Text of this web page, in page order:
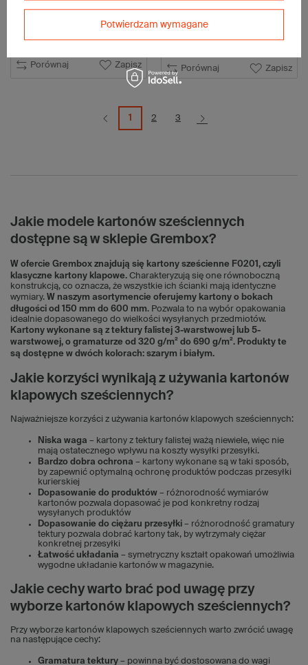
Porównaj Zapisz
Wybierz ilość
(7,55 zł / szt.)
Kup więcej
Porównaj Zapisz
Wybierz ilość
1 2 3
Jakie modele kartonów sześciennych
dostępne są w sklepie Grembox?
W ofercie Grembox znajdują się kartony sześcienne F0201, czyli
klasyczne kartony klapowe. Charakteryzują się one równoboczną
konstrukcją, co oznacza, że wszystkie ich ścianki mają identyczne
wymiary. W naszym asortymencie oferujemy kartony o bokach
długości od 150 mm do 600 mm. Pozwala to na wybór opakowania
idealnie dopasowanego do wielkości wysyłanych przedmiotów.
Kartony wykonane są z tektury falistej 3-warstwowej lub 5-
warstwowej, o gramaturze od 320 g/m² do 690 g/m². Produkty te
są dostępne w dwóch kolorach: szarym i białym.
Jakie korzyści wynikają z używania kartonów
klapowych sześciennych?
Najważniejsze korzyści z używania kartonów klapowych sześciennych:
Niska waga – kartony z tektury falistej ważą niewiele, więc nie
mają ostatecznego wpływu na koszty wysyłki przesyłki.
Bardzo dobra ochrona – kartony wykonane są w taki sposób,
by zapewnić optymalną ochronę produktów podczas przesyłki
kurierskiej
Dopasowanie do produktów – różnorodność wymiarów
kartonów pozwala dopasować je pod konkretny rodzaj
wysyłanych produktów
Dopasowanie do ciężaru przesyłki – różnorodność gramatury
tektury pozwala dobrać kartony tak, by wytrzymały ciężar
konkretnej przesyłki
Łatwość układania – symetryczny kształt opakowań umożliwia
wygodne układanie kartonów w magazynie.
Jakie cechy warto brać pod uwagę przy
wyborze kartonów klapowych sześciennych?
Przy wyborze kartonów klapowych sześciennych warto zwrócić uwagę
na następujące cechy:
Gramatura tektury – powinna być dostosowana do wagi
Potwierdzam wymagane